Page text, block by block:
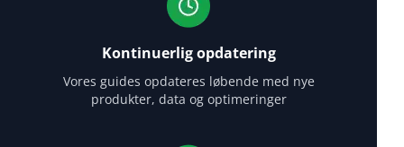
Kontinuerlig opdatering
Vores guides opdateres løbende med nye
produkter, data og optimeringer